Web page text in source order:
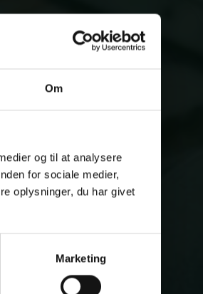
Om
og til at analysere
for sociale medier,
oplysninger, du har givet
Marketing